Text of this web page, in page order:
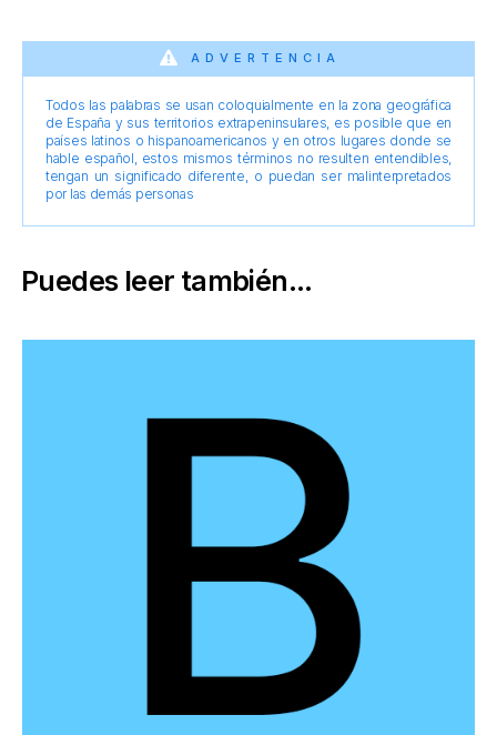
ADVERTENCIA
Todos las palabras se usan coloquialmente en la zona geográfica
de España y sus territorios extrapeninsulares, es posible que en
países latinos o hispanoamericanos y en otros lugares donde se
hable español, estos mismos términos no resulten entendibles,
tengan un significado diferente, o puedan ser malinterpretados
por las demás personas
Puedes leer también...